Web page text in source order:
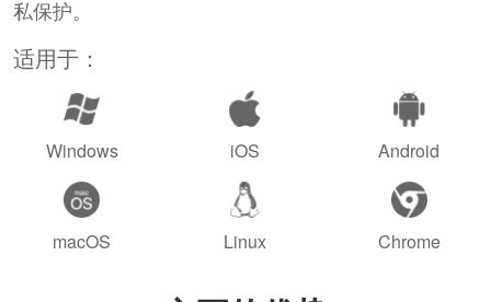
私保护。
适用于：
Windows iOS Android
macOS Linux Chrome